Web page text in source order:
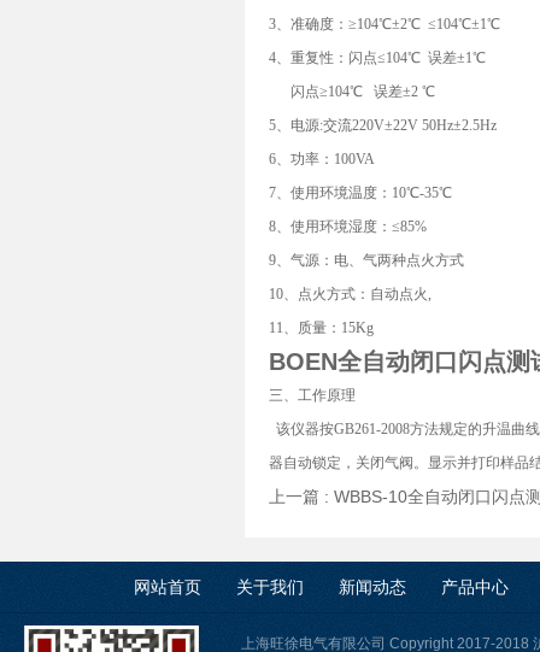
3、准确度：≥104℃±2℃ ≤104℃±1℃
4、重复性：闪点≤104℃ 误差±1℃
闪点≥104℃ 误差±2 ℃
5、电源:交流220V±22V 50Hz±2.5Hz
6、功率：100VA
7、使用环境温度：10℃-35℃
8、使用环境湿度：≤85%
9、气源：电、气两种点火方式
10、点火方式：自动点火,
11、质量：15Kg
BOEN全自动闭口闪点测
三、工作原理
该仪器按GB261-2008方法规定的升温曲
器自动锁定，关闭气阀。显示并打印样品
上一篇 : WBBS-10全自动闭口闪点
网站首页 关于我们 新闻动态 产品中心
上海旺徐电气有限公司 Copyright 2017-2018